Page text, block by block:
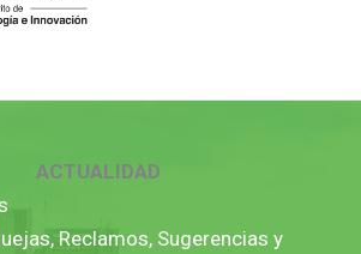
ACTUALIDAD
Reclamos, Sugerencias y